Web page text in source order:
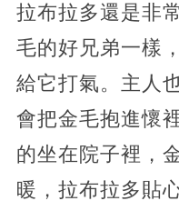
拉布拉多還是非
毛的好兄弟一樣
給它打氣。主人
會把金毛抱進懷
的坐在院子裡，
暖，拉布拉多貼